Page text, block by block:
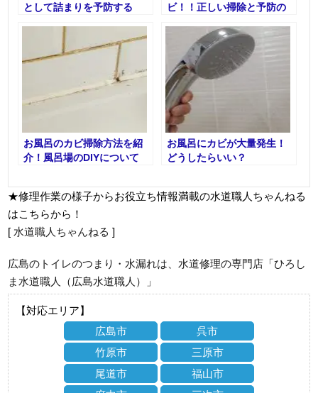
として詰まりを予防する
ビ！！正しい掃除と予防の
お風呂のカビ掃除方法を紹
介！風呂場のDIYについて
お風呂にカビが大量発生！
どうしたらいい？
★修理作業の様子からお役立ち情報満載の水道職人ちゃんねる
はこちらから！
[水道職人ちゃんねる ]
広島のトイレのつまり・水漏れは、水道修理の専門店「ひろし
ま水道職人（広島水道職人）」
【対応エリア】
広島市
呉市
竹原市
三原市
尾道市
福山市